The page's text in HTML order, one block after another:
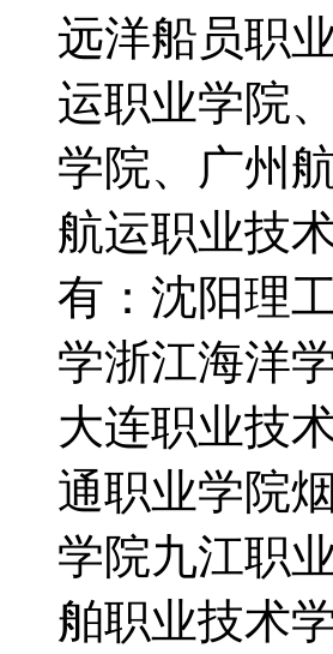
远洋船员职
运职业学院
学院、广州
航运职业技
有：沈阳理
学浙江海洋
大连职业技
通职业学院
学院九江职
舶职业技术